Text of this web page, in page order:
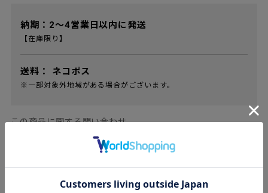
納期：2～4営業日以内に発送
【在庫限り】
送料： ネコポス
※一部対象外地域がある場合がございます。
この商品に関する問い合わせ